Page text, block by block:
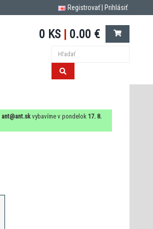
Registrovať| Prihlásiť
0 KS 0.00 €
ant@ant.skvybavíme v pondelok 17. 8.